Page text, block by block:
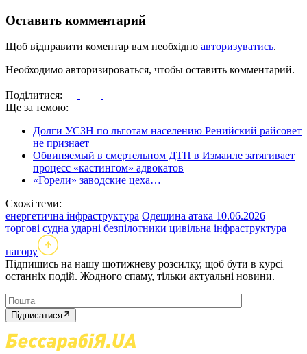
Оставить комментарий
Щоб відправити коментар вам необхідно авторизуватись.
Необходимо авторизироваться, чтобы оставить комментарий.
Поділитися:
Ще за темою:
Долги УСЗН по льготам населению Ренийский райсовет
не признает
Обвиняемый в смертельном ДТП в Измаиле затягивает
процесс «кастингом» адвокатов
«Горели» заводские цеха…
Схожі теми:
енергетична інфраструктура Одещина атака 10.06.2026
торгові судна ударні безпілотники цивільна інфраструктура
нагору
Підпишись на нашу щотижневу розсилку, щоб бути в курсі
останніх подій. Жодного спаму, тільки актуальні новини.
Підписатися